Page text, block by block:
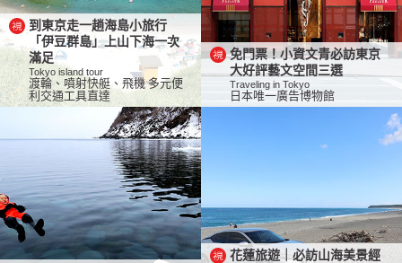
到東京走一趟海島小旅行
「伊豆群島」上山下海一次
滿足
Tokyo island tour
渡輪、噴射快艇、飛機 多元便
利交通工具直達
免門票！小資文青必訪東京
大好評藝文空間三選
Traveling in Tokyo
日本唯一廣告博物館
花蓮旅遊｜必訪山海美景經